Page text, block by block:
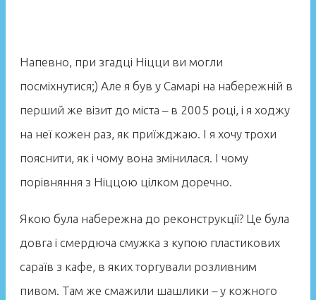
Напевно, при згадці Ніцци ви могли
посміхнутися;) Але я був у Самарі на набережній в
перший же візит до міста – в 2005 році, і я ходжу
на неї кожен раз, як приїжджаю. І я хочу трохи
пояснити, як і чому вона змінилася. І чому
порівняння з Ніццою цілком доречно.
Якою була набережна до реконструкції? Це була
довга і смердюча смужка з купою пластикових
сараїв з кафе, в яких торгували розливним
пивом. Там же смажили шашлики – у кожного